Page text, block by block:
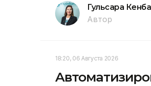
Гульсара
Автор
18:20, 06 Августа 2026